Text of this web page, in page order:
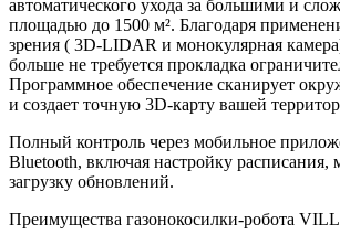
автоматического ухода за большими и
площадью до 1500 м². Благодаря
зрения ( 3D-LIDAR и монокулярная
больше не требуется прокладка
Программное обеспечение сканирует
и создает точную 3D-карту вашей
Полный контроль через мобильное
Bluetooth, включая настройку расписания,
загрузку обновлений.
Преимущества газонокосилки-робота